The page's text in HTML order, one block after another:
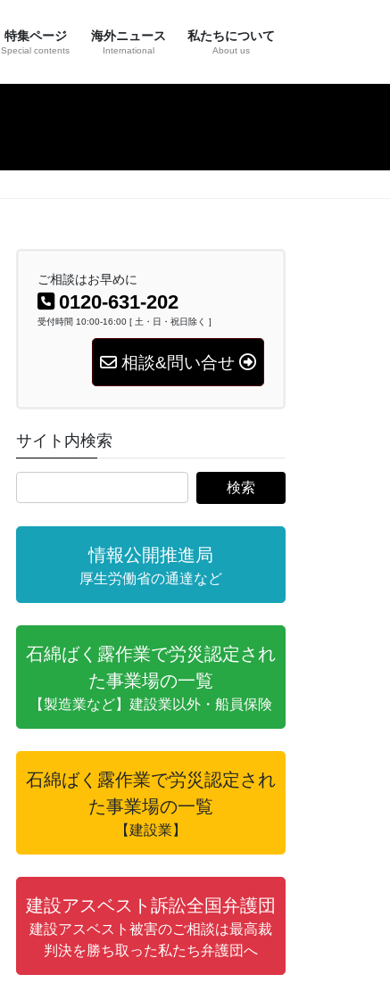
特集ページ
Special contents
海外ニュース
International
私たちについて
About us
ご相談はお早めに
0120-631-202
受付時間 10:00-16:00 [ 土・日・祝日除く ]
相談&問い合せ
サイト内検索
情報公開推進局
厚生労働省の通達など
石綿ばく露作業で労災認定され
た事業場の一覧
【製造業など】建設業以外・船員保険
石綿ばく露作業で労災認定され
た事業場の一覧
【建設業】
建設アスベスト訴訟全国弁護団
建設アスベスト被害のご相談は最高裁
判決を勝ち取った私たち弁護団へ